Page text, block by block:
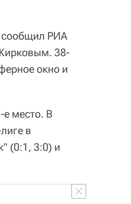
сообщил РИА
38-
окно и
место. В
в
(0:1, 3:0) и